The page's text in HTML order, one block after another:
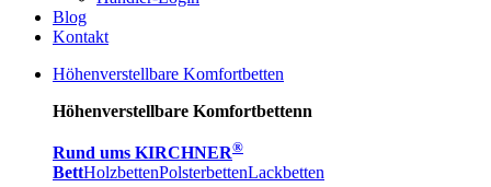
Blog
Kontakt
Höhenverstellbare Komfortbetten
Höhenverstellbare Komfortbettenn
Rund ums KIRCHNER®
BettHolzbettenPolsterbettenLackbetten